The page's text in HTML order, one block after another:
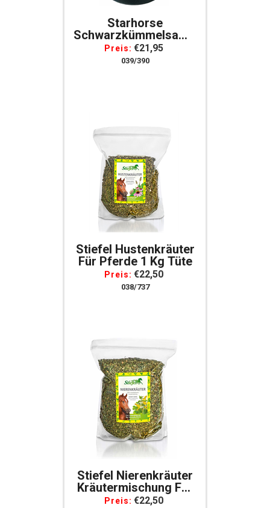
Starhorse
Schwarzkümmelsamen,
1200g Für Pferde
Preis: €21,95
039/390
Stiefel Hustenkräuter
Für Pferde 1 Kg Tüte
Preis: €22,50
038/737
Stiefel Nierenkräuter
Kräutermischung Für
Pferde 800g Tüte
Preis: €22,50